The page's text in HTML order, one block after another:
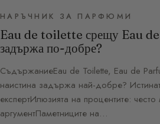
НАРЪЧНИК ЗА ПАРФЮМИ
Eau de toilette срещу Eau
задържа по-добре?
СъдържаниеEau de Toilette, Eau de
наистина задържа най-добре?
експертИлюзията на процентите: често
аргументПаметниците на…